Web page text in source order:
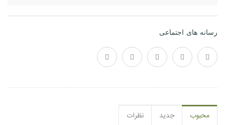
رسانه های اجتماعی
محبوب جدید
نظرات